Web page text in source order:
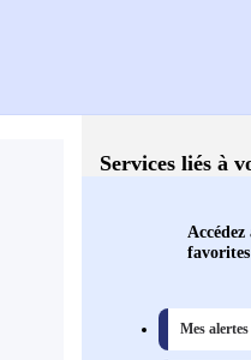
Services liés à
Accédez
favorites
Mes